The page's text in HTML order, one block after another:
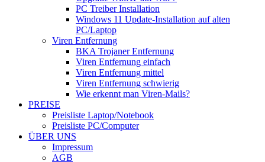
PC Treiber Installation
Windows 11 Update-Installation auf alten
PC/Laptop
Viren Entfernung
BKA Trojaner Entfernung
Viren Entfernung einfach
Viren Entfernung mittel
Viren Entfernung schwierig
Wie erkennt man Viren-Mails?
PREISE
Preisliste Laptop/Notebook
Preisliste PC/Computer
ÜBER UNS
Impressum
AGB